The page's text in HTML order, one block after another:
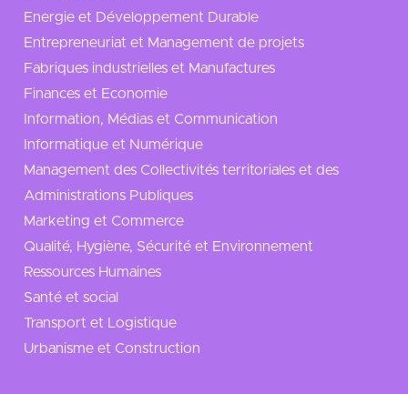
Energie et Développement Durable
Entrepreneuriat et Management de projets
Fabriques industrielles et Manufactures
Finances et Economie
Information, Médias et Communication
Informatique et Numérique
Management des Collectivités territoriales et des
Administrations Publiques
Marketing et Commerce
Qualité, Hygiène, Sécurité et Environnement
Ressources Humaines
Santé et social
Transport et Logistique
Urbanisme et Construction